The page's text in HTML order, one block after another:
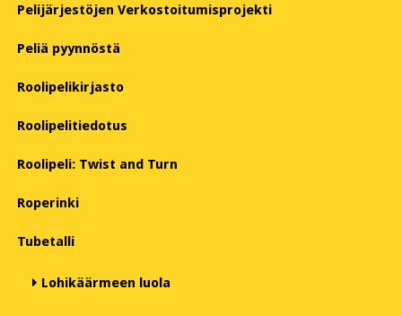
Pelijärjestöjen Verkostoitumisprojekti
Peliä pyynnöstä
Roolipelikirjasto
Roolipelitiedotus
Roolipeli: Twist and Turn
Roperinki
Tubetalli
Lohikäärmeen luola